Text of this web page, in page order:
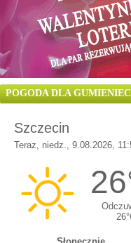
POGODA DLA GUMIENIEC